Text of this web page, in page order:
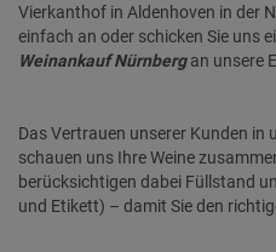
Vierkanthof in Aldenhoven in der
einfach an oder schicken Sie uns
Weinankauf Nürnbergan unsere
Das Vertrauen unserer Kunden
schauen uns Ihre Weine
berücksichtigen dabei Füllstand
und Etikett) – damit Sie den